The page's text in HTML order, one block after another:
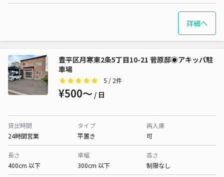
詳細へ
豊平区月寒東2条5丁目10-21 菅原邸◉アキッパ駐
車場
5 / 2件
¥500〜 / 日
貸出時間
24時間営業
タイプ
平置き
再入庫
可
長さ
400cm 以下
車幅
300cm 以下
高さ
制限なし